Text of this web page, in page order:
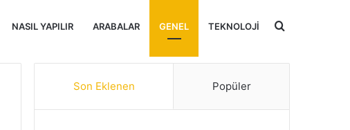
NASIL YAPILIR ARABALAR GENEL TEKNOLOJI Arama
Son Eklenen Popüler